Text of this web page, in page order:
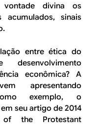
divina os
sinais
entre ética do
econômica? A
apresentando
exemplo, o
seu artigo de 2014
of the Protestant